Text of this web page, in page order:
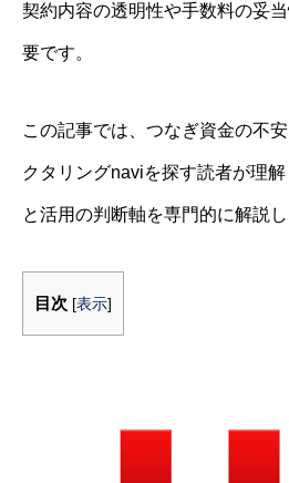
契約内容の透明性や手数料の妥
要です。
この記事では、つなぎ資金の不
クタリングnaviを探す読者が理
と活用の判断軸を専門的に解説し
目次 [表示]